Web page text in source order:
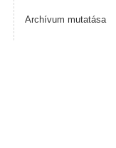
Archívum mutatása